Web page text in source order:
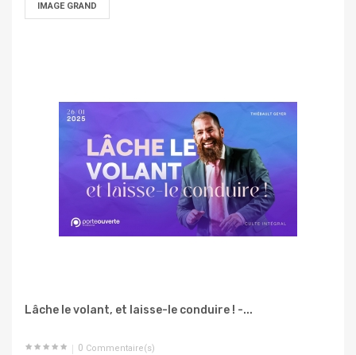
IMAGE GRAND
Lâche le volant, et laisse-le conduire ! -...
0 Commentaire(s)